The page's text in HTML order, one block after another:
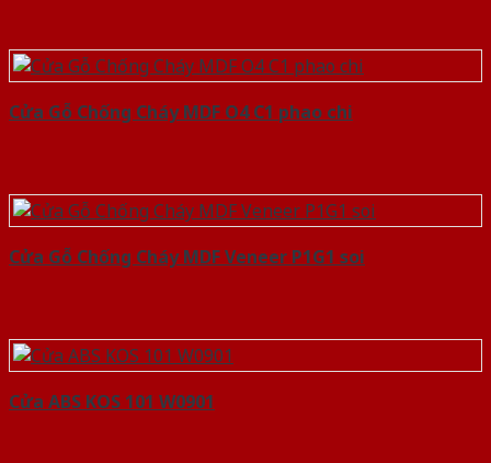
Cửa Gỗ Chống Cháy MDF O4 C1 phao chi
Cửa Gỗ Chống Cháy MDF Veneer P1G1 soi
Cửa ABS KOS 101 W0901